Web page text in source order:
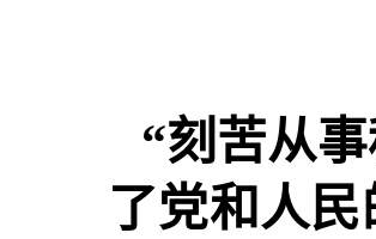
“刻苦从
了党和人